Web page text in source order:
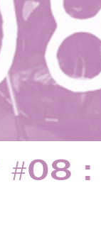
#08 :